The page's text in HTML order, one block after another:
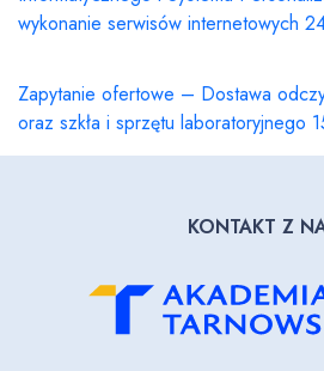
wykonanie serwisów internetowych
Zapytanie ofertowe – Dostawa
oraz szkła i sprzętu laboratoryjnego
KONTAKT Z